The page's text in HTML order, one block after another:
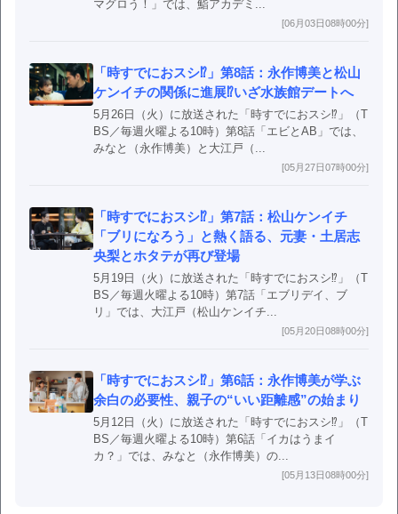
マグロう！」では、鮨アカデミ...
[06月03日08時00分]
「時すでにおスシ⁉」第8話：永作博美と松山
ケンイチの関係に進展⁉いざ水族館デートへ
5月26日（火）に放送された「時すでにおスシ⁉」（T
BS／毎週火曜よる10時）第8話「エビとAB」では、
みなと（永作博美）と大江戸（...
[05月27日07時00分]
「時すでにおスシ⁉」第7話：松山ケンイチ
「ブリになろう」と熱く語る、元妻・土居志
央梨とホタテが再び登場
5月19日（火）に放送された「時すでにおスシ⁉」（T
BS／毎週火曜よる10時）第7話「エブリデイ、ブ
リ」では、大江戸（松山ケンイチ...
[05月20日08時00分]
「時すでにおスシ⁉」第6話：永作博美が学ぶ
余白の必要性、親子の“いい距離感”の始まり
5月12日（火）に放送された「時すでにおスシ⁉」（T
BS／毎週火曜よる10時）第6話「イカはうまイ
カ？」では、みなと（永作博美）の...
[05月13日08時00分]